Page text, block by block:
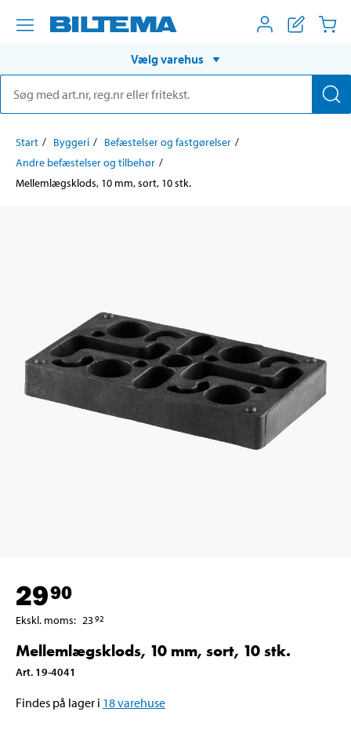
Vælg varehus
Start Byggeri
Befæstelser og fastgørelser
Andre befæstelser og tilbehør
Mellemlægsklods, 10 mm, sort, 10 stk.
2990
Ekskl. moms: 2392
Mellemlægsklods, 10 mm, sort, 10 stk.
Art. 19-4041
Findes på lager i 18varehuse